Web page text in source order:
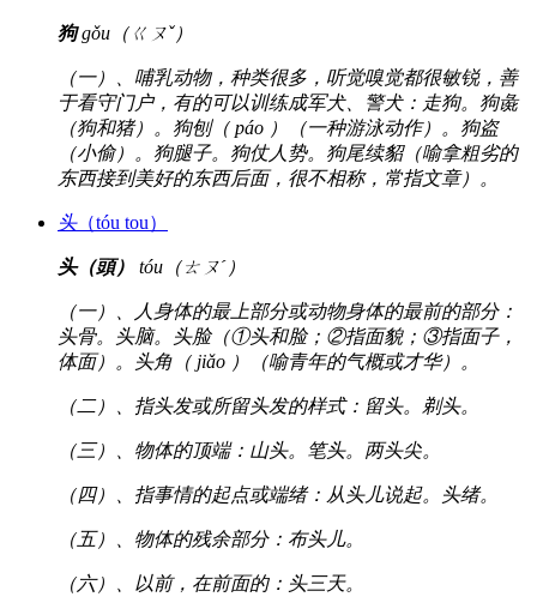
狗gǒu（ㄍㄡˇ）
（一）、哺乳动物，种类很多，听觉嗅觉都很敏锐，善
于看守门户，有的可以训练成军犬、警犬：走狗。狗彘
（狗和猪）。狗刨（ páo ）（一种游泳动作）。狗盗
（小偷）。狗腿子。狗仗人势。狗尾续貂（喻拿粗劣的
东西接到美好的东西后面，很不相称，常指文章）。
头（tóu tou）
头（頭） tóu（ㄊㄡˊ）
（一）、人身体的最上部分或动物身体的最前的部分：
头骨。头脑。头脸（①头和脸；②指面貌；③指面子，
体面）。头角（ jiǎo ）（喻青年的气概或才华）。
（二）、指头发或所留头发的样式：留头。剃头。
（三）、物体的顶端：山头。笔头。两头尖。
（四）、指事情的起点或端绪：从头儿说起。头绪。
（五）、物体的残余部分：布头儿。
（六）、以前，在前面的：头三天。